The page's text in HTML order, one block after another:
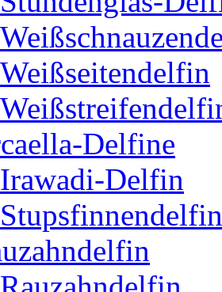
Weißseitendelfin
Delfine
Irawadi-Delfin
Stupsfinnendelfin